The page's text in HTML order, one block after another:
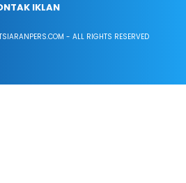
IKLAN
- ALL RIGHTS RESERVED